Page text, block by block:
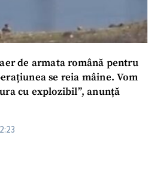
de armata română pentru
se reia mâine. Vom
cu explozibil”, anunță
de
de
.